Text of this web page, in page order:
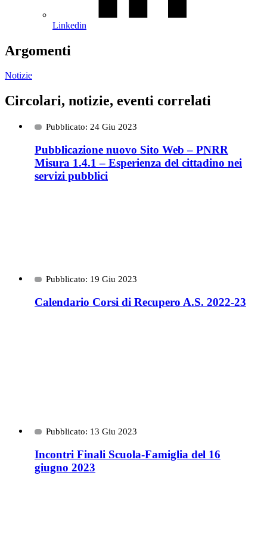
Linkedin
Argomenti
Notizie
Circolari, notizie, eventi correlati
Pubblicato: 24 Giu 2023
Pubblicazione nuovo Sito Web – PNRR
Misura 1.4.1 – Esperienza del cittadino nei
servizi pubblici
Pubblicato: 19 Giu 2023
Calendario Corsi di Recupero A.S. 2022-23
Pubblicato: 13 Giu 2023
Incontri Finali Scuola-Famiglia del 16
giugno 2023